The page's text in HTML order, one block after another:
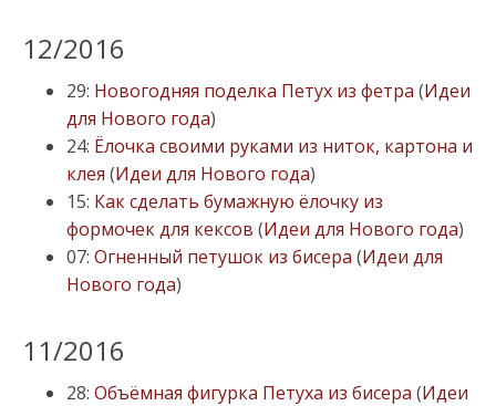
12/2016
29: Новогодняя поделка Петух из фетра (Идеи
для Нового года)
24: Ёлочка своими руками из ниток, картона и
клея (Идеи для Нового года)
15: Как сделать бумажную ёлочку из
формочек для кексов (Идеи для Нового года)
07: Огненный петушок из бисера (Идеи для
Нового года)
11/2016
28: Объёмная фигурка Петуха из бисера (Идеи